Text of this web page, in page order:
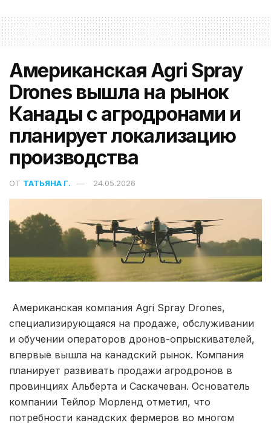
Американская Agri Spray
Drones вышла на рынок
Канады с агродронами и
планирует локализацию
производства
ОТ ТАТЬЯНА Г. 24.05.2026
Американская компания Agri Spray Drones,
специализирующаяся на продаже, обслуживании
и обучении операторов дронов-опрыскивателей,
впервые вышла на канадский рынок. Компания
планирует развивать продажи агродронов в
провинциях Альберта и Саскачеван. Основатель
компании Тейлор Морленд отметил, что
потребности канадских фермеров во многом